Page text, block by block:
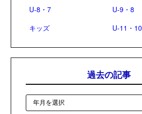
U-8・7
U-9・8
キッズ
U-11・10
過去の記事